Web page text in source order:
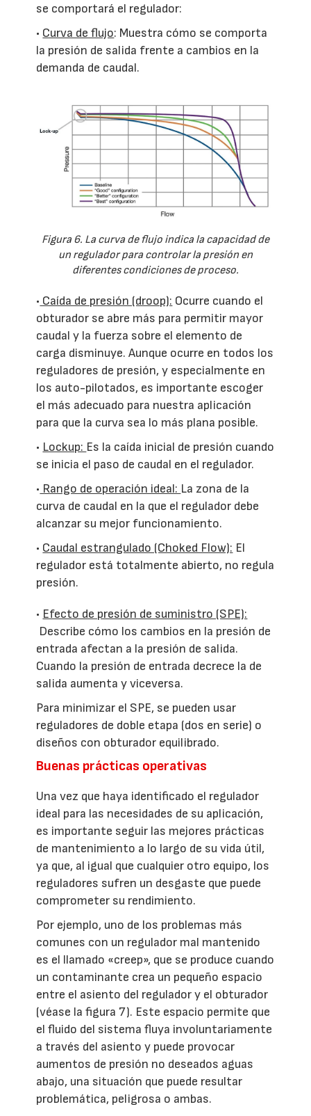
se comportará el regulador:
• Curva de flujo: Muestra cómo se comporta
la presión de salida frente a cambios en la
demanda de caudal.
Figura 6. La curva de flujo indica la capacidad de
un regulador para controlar la presión en
diferentes condiciones de proceso.
• Caída de presión (droop): Ocurre cuando el
obturador se abre más para permitir mayor
caudal y la fuerza sobre el elemento de
carga disminuye. Aunque ocurre en todos los
reguladores de presión, y especialmente en
los auto-pilotados, es importante escoger
el más adecuado para nuestra aplicación
para que la curva sea lo más plana posible.
• Lockup: Es la caída inicial de presión cuando
se inicia el paso de caudal en el regulador.
• Rango de operación ideal: La zona de la
curva de caudal en la que el regulador debe
alcanzar su mejor funcionamiento.
• Caudal estrangulado (Choked Flow): El
regulador está totalmente abierto, no regula
presión.
• Efecto de presión de suministro (SPE):
Describe cómo los cambios en la presión de
entrada afectan a la presión de salida.
Cuando la presión de entrada decrece la de
salida aumenta y viceversa.
Para minimizar el SPE, se pueden usar
reguladores de doble etapa (dos en serie) o
diseños con obturador equilibrado.
Buenas prácticas operativas
Una vez que haya identificado el regulador
ideal para las necesidades de su aplicación,
es importante seguir las mejores prácticas
de mantenimiento a lo largo de su vida útil,
ya que, al igual que cualquier otro equipo, los
reguladores sufren un desgaste que puede
comprometer su rendimiento.
Por ejemplo, uno de los problemas más
comunes con un regulador mal mantenido
es el llamado «creep», que se produce cuando
un contaminante crea un pequeño espacio
entre el asiento del regulador y el obturador
(véase la figura 7). Este espacio permite que
el fluido del sistema fluya involuntariamente
a través del asiento y puede provocar
aumentos de presión no deseados aguas
abajo, una situación que puede resultar
problemática, peligrosa o ambas.